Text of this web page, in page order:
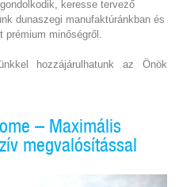
keresse tervező
dunaszegi manufaktúránkban és
minőségről.
hozzájárulhatunk az Önök
– Maximális
megvalósítással